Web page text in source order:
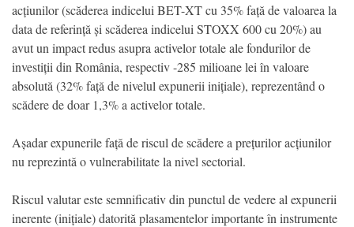
acțiunilor (scăderea indicelui BET-XT cu 35% față de valoarea la
data de referință și scăderea indicelui STOXX 600 cu 20%) au
avut un impact redus asupra activelor totale ale fondurilor de
investiții din România, respectiv -285 milioane lei în valoare
absolută (32% față de nivelul expunerii inițiale), reprezentând o
scădere de doar 1,3% a activelor totale.
Așadar expunerile față de riscul de scădere a prețurilor acțiunilor
nu reprezintă o vulnerabilitate la nivel sectorial.
Riscul valutar este semnificativ din punctul de vedere al expunerii
inerente (inițiale) datorită plasamentelor importante în instrumente